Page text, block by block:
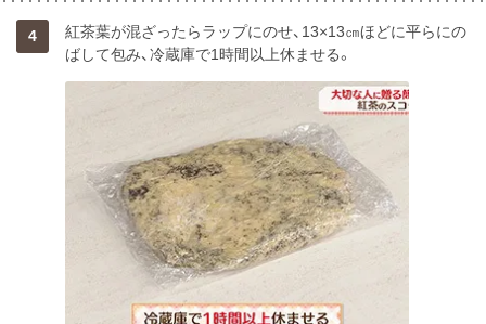
4
紅茶葉が混ざったらラップにのせ、13×13㎝ほどに平らにの
ばして包み、冷蔵庫で1時間以上休ませる。